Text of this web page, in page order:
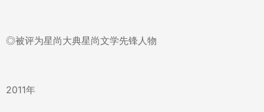
◎被评为星尚大典星尚文学先锋人物
2011年